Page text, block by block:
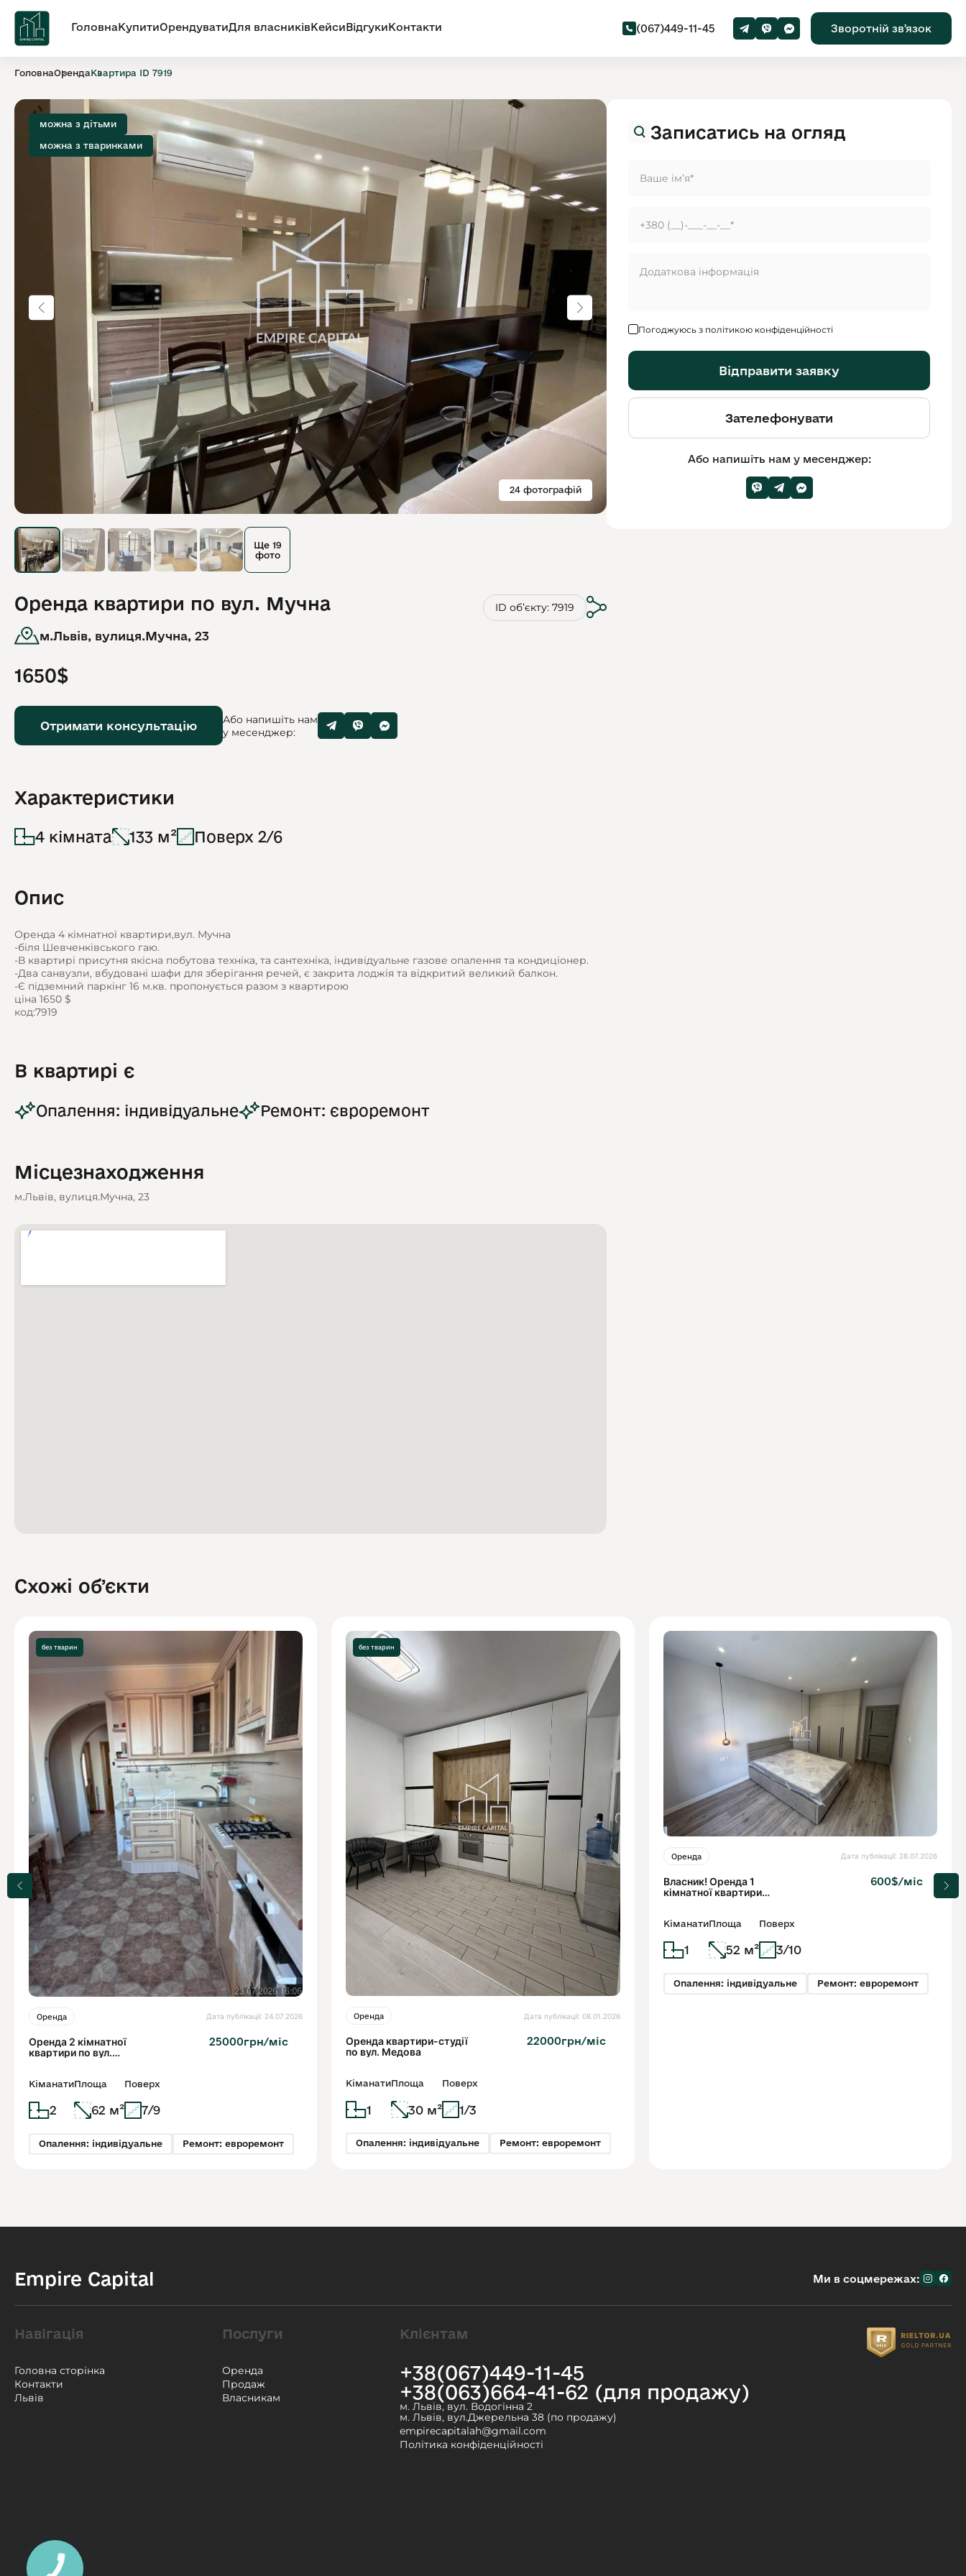
ГоловнаКупитиОрендуватиДля власниківКейсиВідгукиКонтакти (067)449-11-45 Зворотній звʼязок
ГоловнаОрендаКвартира ID 7919
можна з дітьми
можна з тваринками
24 фотографій
Ще 19
фото
Оренда квартири по вул. Мучна
м.Львів, вулиця.Мучна, 23
ID обʼєкту: 7919
1650$
Отримати консультацію
Або напишіть нам
у месенджер:
Характеристики
4 кімната 133 м² Поверх 2/6
Опис
Оренда 4 кімнатної квартири,вул. Мучна
-біля Шевченківського гаю.
-В квартирі присутня якісна побутова техніка, та сантехніка, індивідуальне газове опалення та кондиціонер.
-Два санвузли, вбудовані шафи для зберігання речей, є закрита лоджія та відкритий великий балкон.
-Є підземний паркінг 16 м.кв. пропонується разом з квартирою
ціна 1650 $
код:7919
В квартирі є
Опалення: індивідуальне Ремонт: євроремонт
Місцезнаходження
м.Львів, вулиця.Мучна, 23
Записатись на огляд
Погоджуюсь з політикою конфіденційності
Відправити заявку
Зателефонувати
Або напишіть нам у месенджер:
Схожі обʼєкти
без тварин
Оренда Дата публікації: 24.07.2026
Оренда 2 кімнатної
квартири по вул.
25000грн/міс
Кіманати
2
Площа
62 м²
Поверх
7/9
Опалення: індивідуальне Ремонт: евроремонт
без тварин
Оренда Дата публікації: 08.01.2026
Оренда квартири-студії
по вул. Медова
22000грн/міс
Кіманати
1
Площа
30 м²
Поверх
1/3
Опалення: індивідуальне Ремонт: евроремонт
Оренда Дата публікації: 28.07.2026
Власник! Оренда 1
кімнатної квартири
600$/міс
Кіманати
1
Площа
52 м²
Поверх
3/10
Опалення: індивідуальне Ремонт: евроремонт
Empire Capital Ми в соцмережах:
Навігація
Головна сторінка
Контакти
Львів
Послуги
Оренда
Продаж
Власникам
Клієнтам
+38(067)449-11-45
+38(063)664-41-62 (для продажу)
м. Львів, вул. Водогінна 2
м. Львів, вул.Джерельна 38 (по продажу)
empirecapitalah@gmail.com
Політика конфіденційності